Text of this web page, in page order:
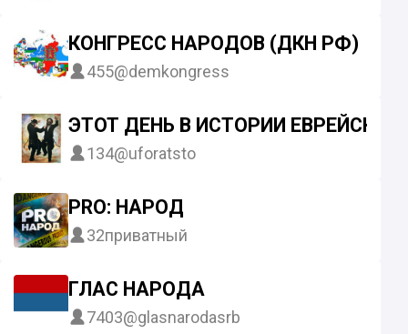
КОНГРЕСС НАРОДОВ (ДКН РФ)
455@demkongress
ЭТОТ ДЕНЬ В ИСТОРИИ
134@uforatsto
PRO: НАРОД
32приватный
ГЛАС НАРОДА
7403@glasnarodasrb